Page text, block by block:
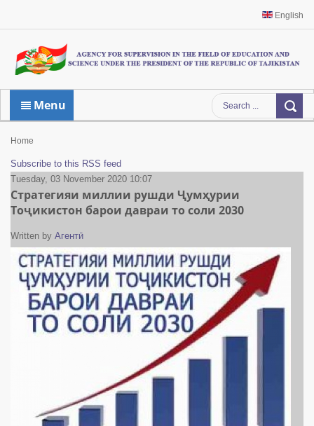
English
Menu
Home
Subscribe to this RSS feed
Tuesday, 03 November 2020 10:07
Стратегияи миллии рушди Ҷумҳурии
Тоҷикистон барои давраи то соли 2030
Written by Агентӣ